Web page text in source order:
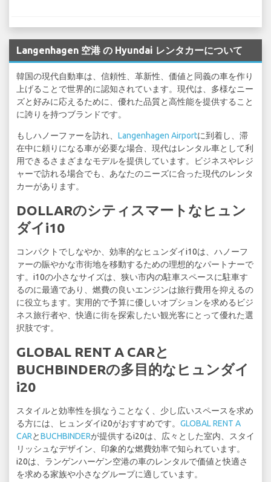
Langenhagen 空港 の Hyundai レンタカーについて
韓国の現代自動車は、信頼性、革新性、価値と同義の車を作り
上げることで世界的に認知されています。現代は、多様なニー
ズと好みに応えるために、優れた品質と高性能を提供すること
に誇りを持つブランドです。
もしハノーファーを訪れ、 Langenhagen Airportに到着し、滞
在中に頼りになる車が必要な場合、現代はレンタル車として利
用できるさまざまなモデルを提供しています。ビジネスやレジ
ャーで訪れる場合でも、あなたのニーズに合った現代のレンタ
カーがあります。
DOLLARのシティスマートなヒュン
ダイi10
コンパクトでしなやか、効率的なヒュンダイi10は、ハノーフ
ァーの賑やかな市街地を移動するための理想的なパートナーで
す。i10の小さなサイズは、狭い市内の駐車スペースに駐車す
るのに最適であり、燃費の良いエンジンは旅行費用を抑えるの
に役立ちます。実用的で予算に優しいオプションを求めるビジ
ネス旅行者や、快適に街を探索したい観光客にとって優れた選
択肢です。
GLOBAL RENT A CARと
BUCHBINDERの多目的なヒュンダイ
i20
スタイルと効率性を損なうことなく、少し広いスペースを求め
る方には、ヒュンダイi20がおすすめです。 GLOBAL RENT A
CARとBUCHBINDERが提供するi20は、広々とした室内、スタイ
リッシュなデザイン、印象的な燃費効率で知られています。
i20は、ランゲンハーゲン空港の車のレンタルで価値と快適さ
を求める家族や小さなグループに適しています。